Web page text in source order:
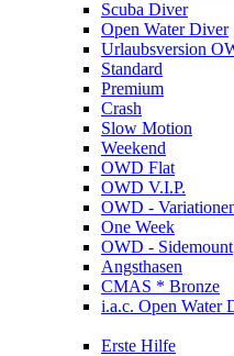
Scuba Diver
Open Water Diver
Urlaubsversion
Standard
Premium
Crash
Slow Motion
Weekend
OWD Flat
OWD V.I.P.
OWD -
One Week
OWD - Sidemount
Angsthasen
CMAS * Bronze
i.a.c. Open Water
Erste Hilfe